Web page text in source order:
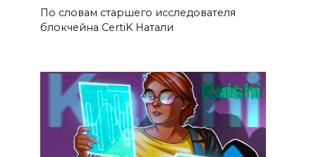
По словам старшего исследователя
блокчейна CertiK Натали